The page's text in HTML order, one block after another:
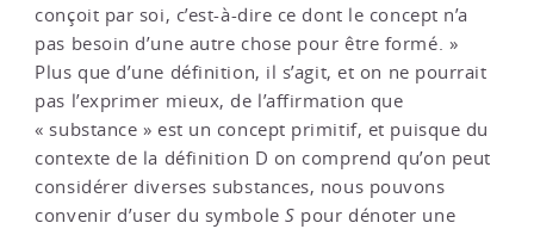
conçoit par soi, c’est-à-dire ce dont le concept n’a
pas besoin d’une autre chose pour être formé. »
Plus que d’une définition, il s’agit, et on ne pourrait
pas l’exprimer mieux, de l’affirmation que
« substance » est un concept primitif, et puisque du
contexte de la définition D on comprend qu’on peut
considérer diverses substances, nous pouvons
convenir d’user du symboleS pour dénoter une